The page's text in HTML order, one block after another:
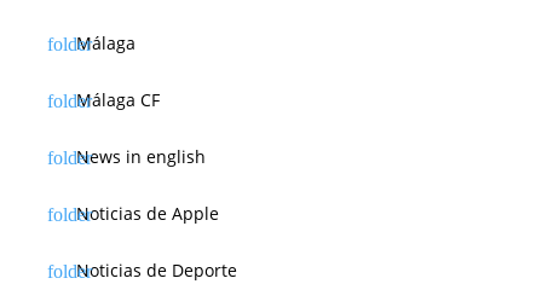
Málaga
Málaga CF
News in english
Noticias de Apple
Noticias de Deporte